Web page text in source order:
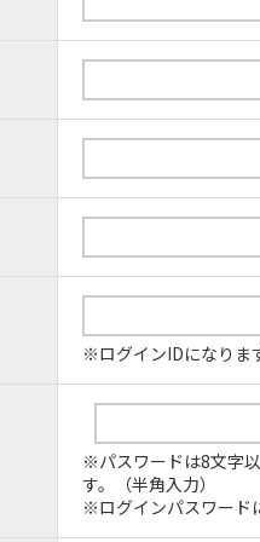
※ログインIDになりま
※パスワードは8文字
す。（半角入力）
※ログインパスワード